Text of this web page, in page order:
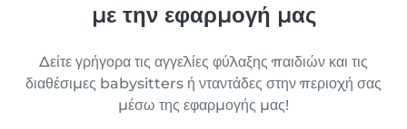
με την εφαρμογή μας
Δείτε γρήγορα τις αγγελίες φύλαξης παιδιών και τις
διαθέσιμες babysitters ή νταντάδες στην περιοχή σας
μέσω της εφαρμογής μας!